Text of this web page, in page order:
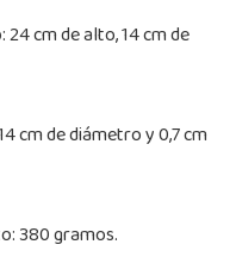
cm de alto, 14 cm de
cm de diámetro y 0,7 cm
380 gramos.